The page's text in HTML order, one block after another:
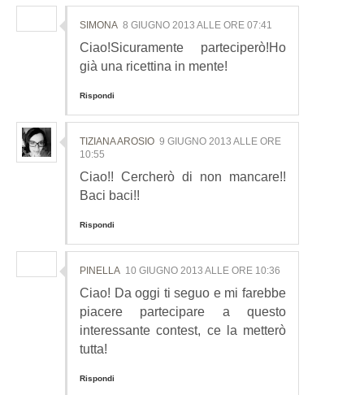
SIMONA 8 GIUGNO 2013 ALLE ORE 07:41
Ciao!Sicuramente parteciperò!Ho
già una ricettina in mente!
Rispondi
TIZIANA AROSIO 9 GIUGNO 2013 ALLE ORE
10:55
Ciao!! Cercherò di non mancare!!
Baci baci!!
Rispondi
PINELLA 10 GIUGNO 2013 ALLE ORE 10:36
Ciao! Da oggi ti seguo e mi farebbe
piacere partecipare a questo
interessante contest, ce la metterò
tutta!
Rispondi